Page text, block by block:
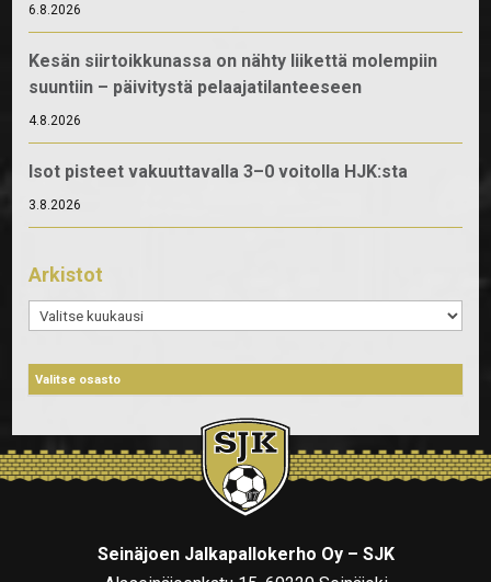
6.8.2026
Kesän siirtoikkunassa on nähty liikettä molempiin
suuntiin – päivitystä pelaajatilanteeseen
4.8.2026
Isot pisteet vakuuttavalla 3–0 voitolla HJK:sta
3.8.2026
Arkistot
Arkistot
Seinäjoen Jalkapallokerho Oy – SJK